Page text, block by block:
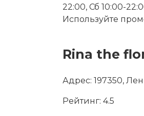
22:00, Сб 10:00-
Используйте
Rina the
Адрес: 197350,
Рейтинг: 4.5